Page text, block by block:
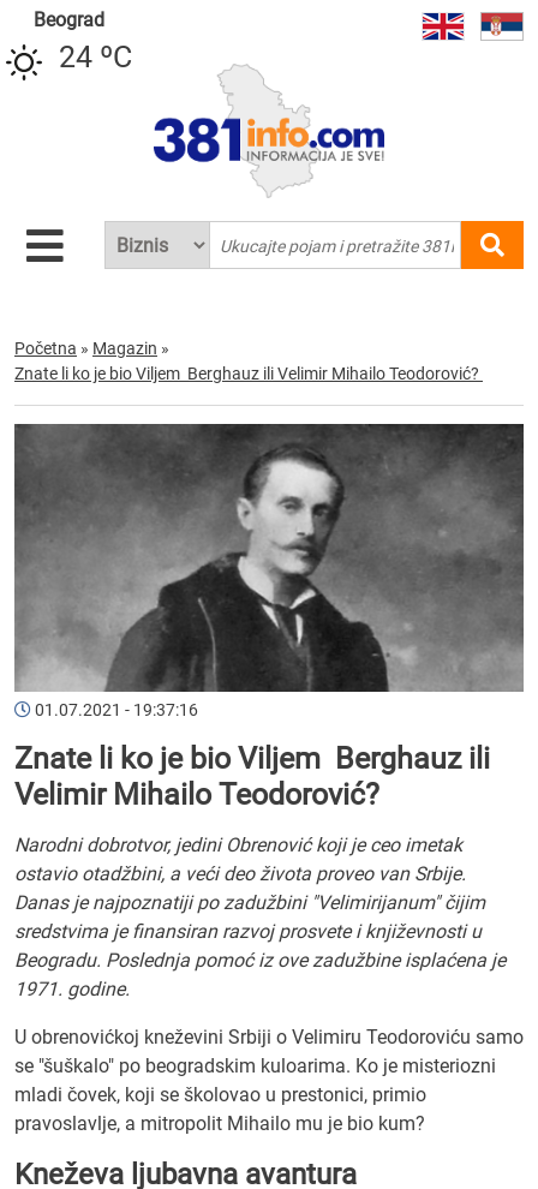
Beograd
24 ºC
Početna » Magazin »
Znate li ko je bio Viljem Berghauz ili Velimir Mihailo Teodorović?
01.07.2021 - 19:37:16
Znate li ko je bio Viljem Berghauz ili
Velimir Mihailo Teodorović?
Narodni dobrotvor, jedini Obrenović koji je ceo imetak
ostavio otadžbini, a veći deo života proveo van Srbije.
Danas je najpoznatiji po zadužbini "Velimirijanum" čijim
sredstvima je finansiran razvoj prosvete i književnosti u
Beogradu. Poslednja pomoć iz ove zadužbine isplaćena je
1971. godine.
U obrenovićkoj kneževini Srbiji o Velimiru Teodoroviću samo
se "šuškalo" po beogradskim kuloarima. Ko je misteriozni
mladi čovek, koji se školovao u prestonici, primio
pravoslavlje, a mitropolit Mihailo mu je bio kum?
Kneževa ljubavna avantura